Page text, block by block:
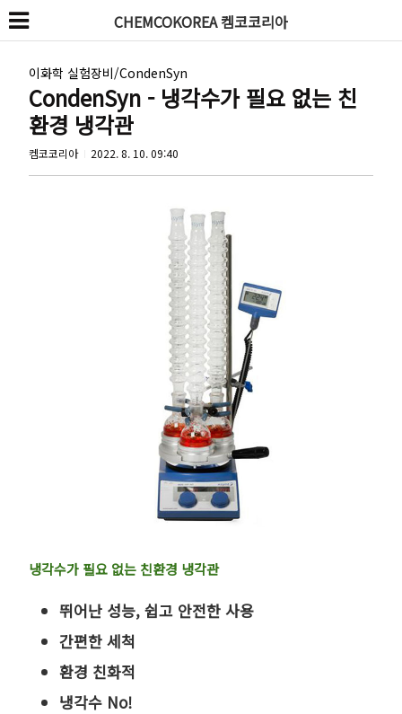
CHEMCOKOREA 켐코코리아
이화학 실험장비/CondenSyn
CondenSyn - 냉각수가 필요 없는 친
환경 냉각관
켐코코리아 2022. 8. 10. 09:40
냉각수가 필요 없는 친환경 냉각관
뛰어난 성능, 쉽고 안전한 사용
간편한 세척
환경 친화적
냉각수 No!